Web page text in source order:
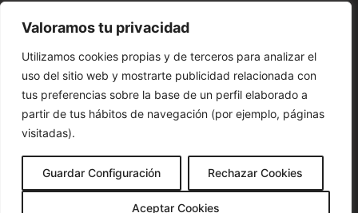
Valoramos tu privacidad
Utilizamos cookies propias y de terceros para analizar el
uso del sitio web y mostrarte publicidad relacionada con
tus preferencias sobre la base de un perfil elaborado a
partir de tus hábitos de navegación (por ejemplo, páginas
visitadas).
Guardar Configuración Rechazar Cookies
Aceptar Cookies
Aviso Legal
Política de Privacidad
Política de Cookies
Copyright © 2024 Bar La Chalana | Powered By SAO S.L.